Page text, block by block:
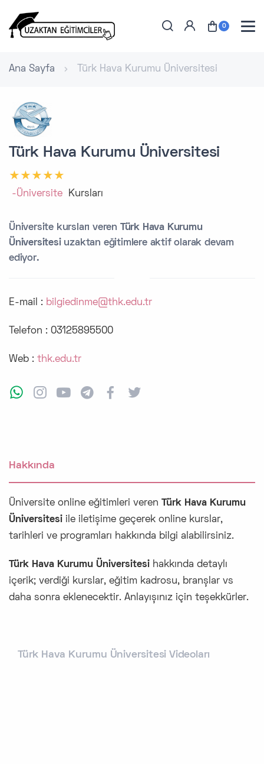
0
Ana Sayfa Türk Hava Kurumu Üniversitesi
Türk Hava Kurumu Üniversitesi
-Üniversite Kursları
Üniversite kursları veren Türk Hava Kurumu
Üniversitesi uzaktan eğitimlere aktif olarak devam
ediyor.
E-mail : bilgiedinme@thk.edu.tr
Telefon : 03125895500
Web : thk.edu.tr
Hakkında
Üniversite online eğitimleri veren Türk Hava Kurumu
Üniversitesi ile iletişime geçerek online kurslar,
tarihleri ve programları hakkında bilgi alabilirsiniz.
Türk Hava Kurumu Üniversitesi hakkında detaylı
içerik; verdiği kurslar, eğitim kadrosu, branşlar vs
daha sonra eklenecektir. Anlayışınız için teşekkürler.
Türk Hava Kurumu Üniversitesi Videoları